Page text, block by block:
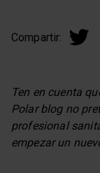
Compartir:
Ten en cuenta
Polar blog no
profesional
empezar un